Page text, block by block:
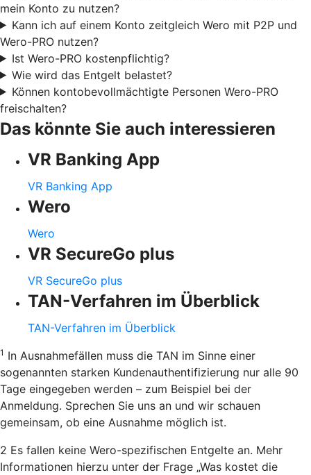
mein Konto zu nutzen?
Kann ich auf einem Konto zeitgleich Wero mit P2P und
Wero-PRO nutzen?
Ist Wero-PRO kostenpflichtig?
Wie wird das Entgelt belastet?
Können kontobevollmächtigte Personen Wero-PRO
freischalten?
Das könnte Sie auch interessieren
VR Banking App
VR Banking App
Wero
Wero
VR SecureGo plus
VR SecureGo plus
TAN-Verfahren im Überblick
TAN-Verfahren im Überblick
1 In Ausnahmefällen muss die TAN im Sinne einer
sogenannten starken Kundenauthentifizierung nur alle 90
Tage eingegeben werden – zum Beispiel bei der
Anmeldung. Sprechen Sie uns an und wir schauen
gemeinsam, ob eine Ausnahme möglich ist.
2 Es fallen keine Wero-spezifischen Entgelte an. Mehr
Informationen hierzu unter der Frage „Was kostet die